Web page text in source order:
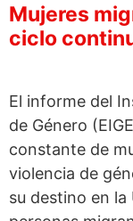
Mujeres
ciclo
El informe del
de Género
constante de
violencia de
su destino en la